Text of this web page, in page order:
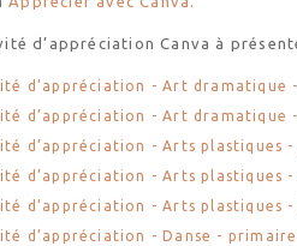
d’appréciation Canva à
d’appréciation - Art dramatique
d’appréciation - Art dramatique
d’appréciation - Arts plastiques
d’appréciation - Arts plastiques -
d’appréciation - Arts plastiques
d’appréciation - Danse - primaire